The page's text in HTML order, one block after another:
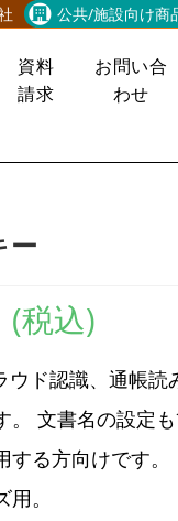
公共/施設向け商
資料
請求
お問い合
わせ
ー
(税込)
ウド認識、通帳読
。 文書名の設定
る方向けです。
。